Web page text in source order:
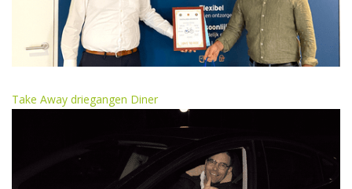
Take Away driegangen Diner